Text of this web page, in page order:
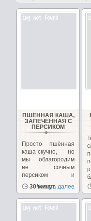
ПШЁННАЯ КАША,
ЗАПЕЧЁННАЯ С
ПЕРСИКОМ
Просто пшённая
каша-скучно, но
мы облагородим
её сочным
персиком и
преподнесём...
30 минут
Читать далее